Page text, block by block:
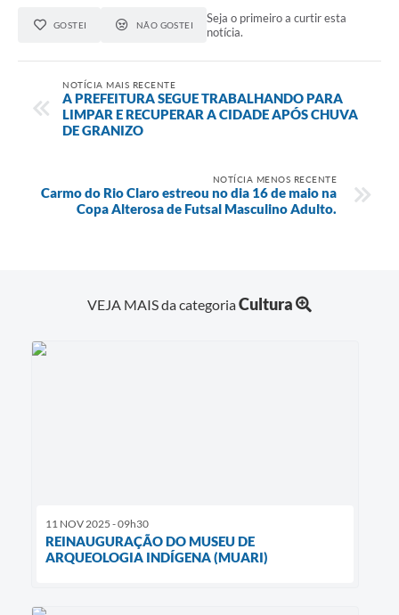
GOSTEI NÃO GOSTEI
Seja o primeiro a curtir esta
notícia.
NOTÍCIA MAIS RECENTE
A PREFEITURA SEGUE TRABALHANDO PARA
LIMPAR E RECUPERAR A CIDADE APÓS CHUVA
DE GRANIZO
NOTÍCIA MENOS RECENTE
Carmo do Rio Claro estreou no dia 16 de maio na
Copa Alterosa de Futsal Masculino Adulto.
VEJA MAIS da categoriaCultura
11 NOV 2025 - 09h30
REINAUGURAÇÃO DO MUSEU DE
ARQUEOLOGIA INDÍGENA (MUARI)